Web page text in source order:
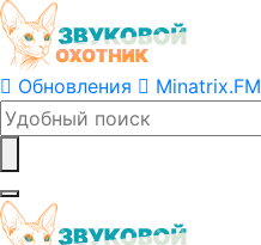
Обновления Minatrix.FM